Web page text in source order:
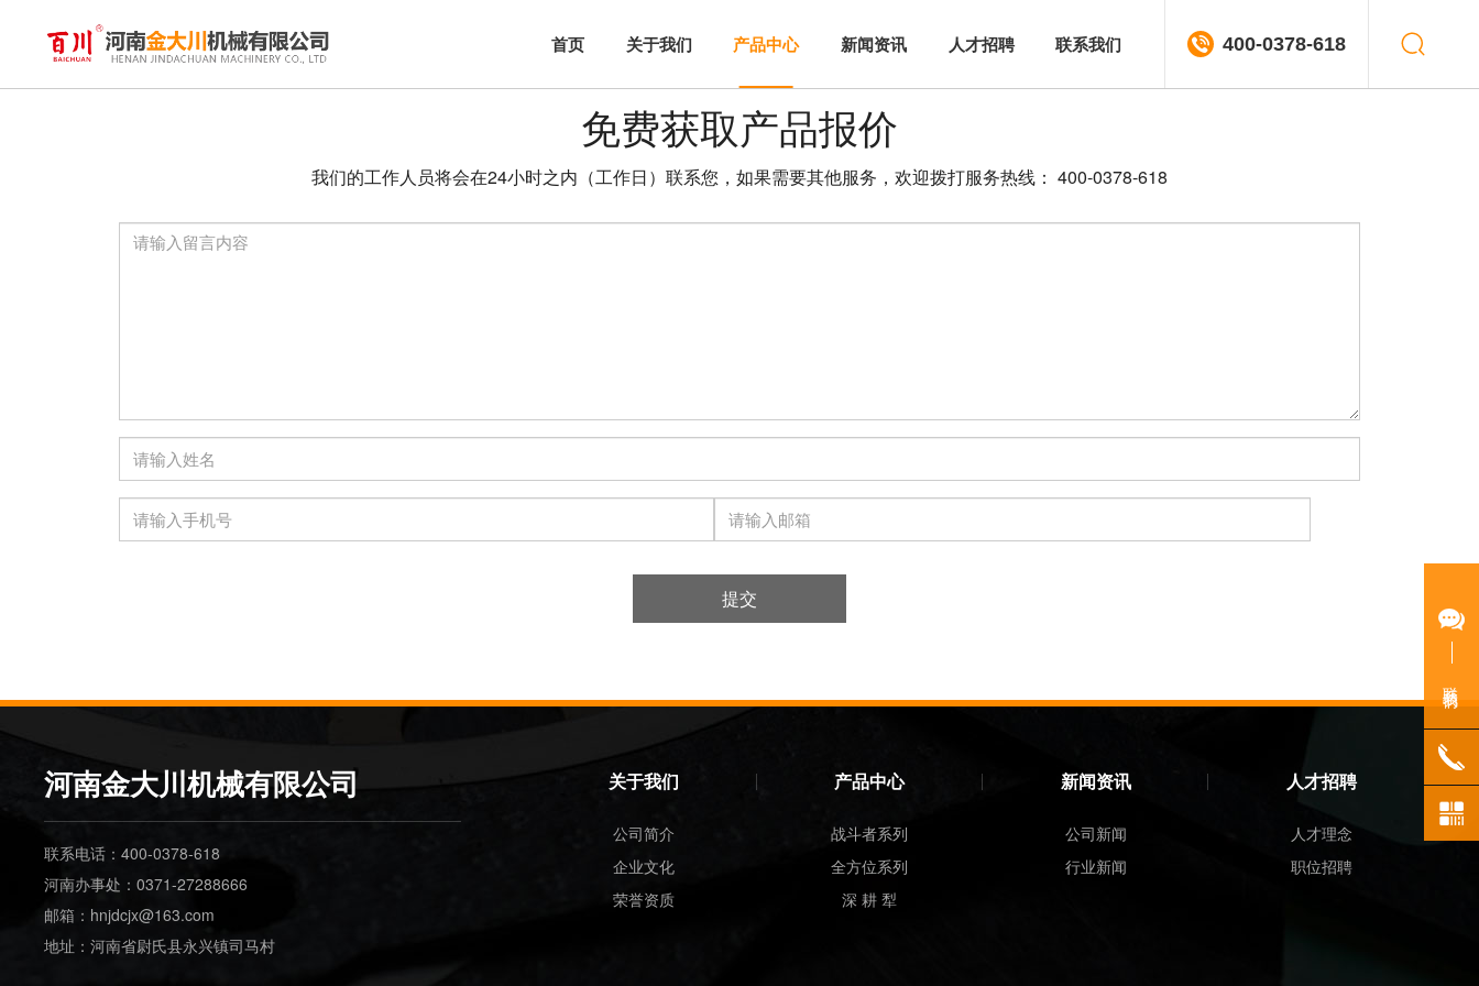
首页 关于我们 新闻资讯 人才招聘 联系我们 400-0378-618
免费获取产品报价
我们的工作人员将会在24小时之内（工作日）联系您，如果需要其他服务，欢迎拨打服务热线： 400-0378-618
提交
河南金大川机械有限公司
联系电话：400-0378-618
河南办事处：0371-27288666
邮箱：hnjdcjx@163.com
地址：河南省尉氏县永兴镇司马村
关于我们
公司简介
企业文化
荣誉资质
产品中心
战斗者系列
全方位系列
深 耕 犁
新闻资讯
公司新闻
行业新闻
人才招聘
人才理念
职位招聘